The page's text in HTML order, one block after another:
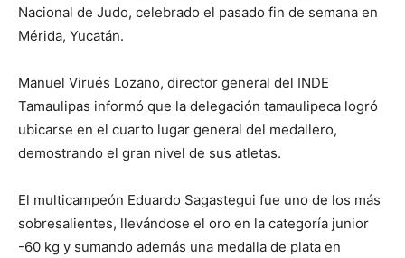
Nacional de Judo, celebrado el pasado fin de semana en
Mérida, Yucatán.
Manuel Virués Lozano, director general del INDE
Tamaulipas informó que la delegación tamaulipeca logró
ubicarse en el cuarto lugar general del medallero,
demostrando el gran nivel de sus atletas.
El multicampeón Eduardo Sagastegui fue uno de los más
sobresalientes, llevándose el oro en la categoría junior
-60 kg y sumando además una medalla de plata en